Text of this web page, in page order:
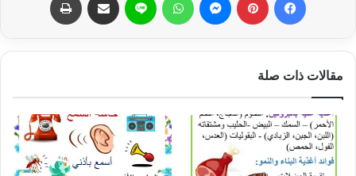
مقالات ذات صلة